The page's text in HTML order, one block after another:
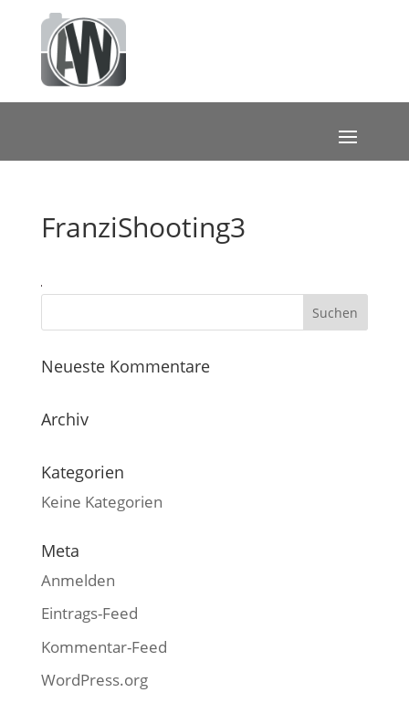
FranziShooting3
Neueste Kommentare
Archiv
Kategorien
Keine Kategorien
Meta
Anmelden
Eintrags-Feed
Kommentar-Feed
WordPress.org